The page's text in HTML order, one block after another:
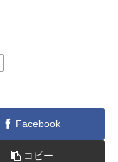
Facebook
コピー